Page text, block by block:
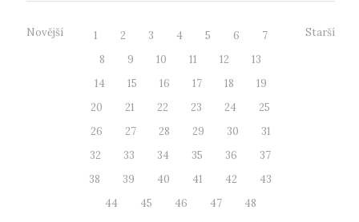
Novější 1 2 3 4 5 6
7
8
9 10 11 12
13
14
15 16 17 18
19
20
21 22 23 24
25
26
27 28 29 30
31
32
33 34 35 36
37
38
39 40 41 42
43
44
45 46 47
48
Starší